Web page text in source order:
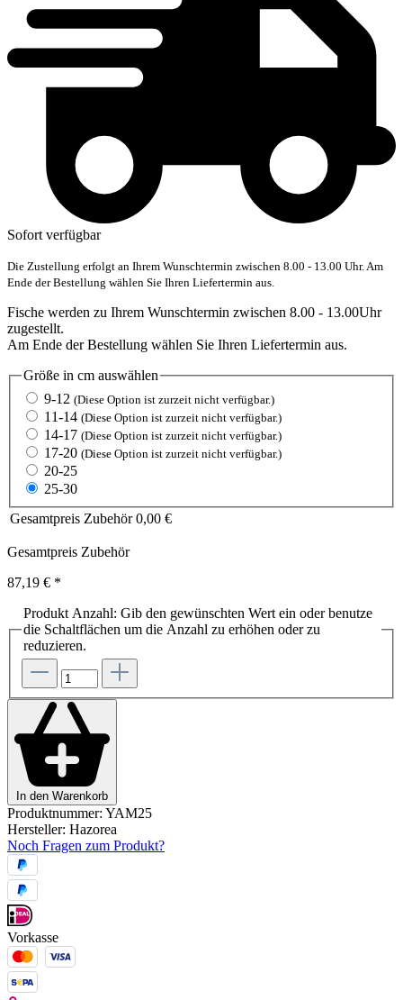
Sofort verfügbar
Die Zustellung erfolgt an Ihrem Wunschtermin zwischen 8.00 - 13.00 Uhr. Am
Ende der Bestellung wählen Sie Ihren Liefertermin aus.
Fische werden zu Ihrem Wunschtermin zwischen 8.00 - 13.00Uhr
zugestellt.
Am Ende der Bestellung wählen Sie Ihren Liefertermin aus.
Größe in cm auswählen
9-12 (Diese Option ist zurzeit nicht verfügbar.)
11-14 (Diese Option ist zurzeit nicht verfügbar.)
14-17 (Diese Option ist zurzeit nicht verfügbar.)
17-20 (Diese Option ist zurzeit nicht verfügbar.)
20-25
25-30
Gesamtpreis Zubehör 0,00 €
Gesamtpreis Zubehör
87,19 € *
Produkt Anzahl: Gib den gewünschten Wert ein oder benutze
die Schaltflächen um die Anzahl zu erhöhen oder zu
reduzieren.
In den Warenkorb
Produktnummer: YAM25
Hersteller: Hazorea
Noch Fragen zum Produkt?
Vorkasse